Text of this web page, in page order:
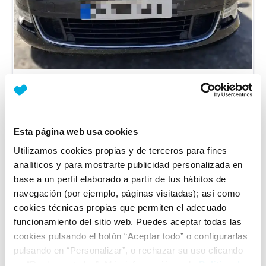
Esta página web usa cookies
Utilizamos cookies propias y de terceros para fines
analíticos y para mostrarte publicidad personalizada en
base a un perfil elaborado a partir de tus hábitos de
navegación (por ejemplo, páginas visitadas); así como
cookies técnicas propias que permiten el adecuado
funcionamiento del sitio web. Puedes aceptar todas las
cookies pulsando el botón “Aceptar todo” o configurarlas
pulsando en “Personalizar”, o rechazar su uso clicando
Citroen
4.800€ Desde53€/mes